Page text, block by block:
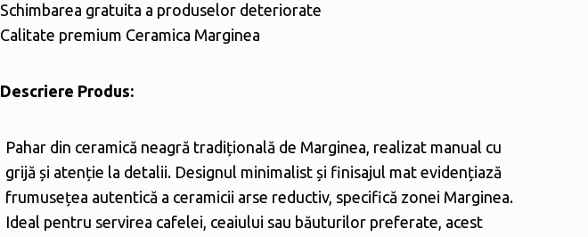
Schimbarea gratuita a produselor deteriorate
Calitate premium Ceramica Marginea
Descriere Produs:
Pahar din ceramică neagră tradițională de Marginea, realizat manual cu
grijă și atenție la detalii. Designul minimalist și finisajul mat evidențiază
frumusețea autentică a ceramicii arse reductiv, specifică zonei Marginea.
Ideal pentru servirea cafelei, ceaiului sau băuturilor preferate, acest